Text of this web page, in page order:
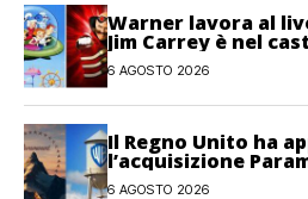
Warner lavora al
Jim Carrey è nel
6 AGOSTO 2026
Il Regno Unito ha
l’acquisizione
Discovery
6 AGOSTO 2026